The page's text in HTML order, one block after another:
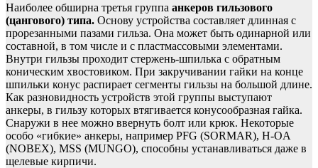
Наиболее обширна третья группа анкеров гильзового
(цангового) типа. Основу устройства составляет длинная с
прорезанными пазами гильза. Она может быть одинарной или
составной, в том числе и с пластмассовыми элементами.
Внутри гильзы проходит стержень-шпилька с обратным
коническим хвостовиком. При закручивании гайки на конце
шпильки конус распирает сегменты гильзы на большой длине.
Как разновидность устройств этой группы выступают
анкеры, в гильзу которых втягивается конусообразная гайка.
Снаружи в нее можно ввернуть болт или крюк. Некоторые
особо «гибкие» анкеры, например PFG (SORMAR), H-OA
(NOBEX), MSS (MUNGO), способны устанавливаться даже в
щелевые кирпичи.